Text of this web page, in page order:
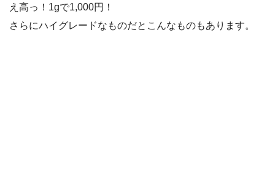
え高っ！1gで1,000円！
さらにハイグレードなものだとこんなものもあります。